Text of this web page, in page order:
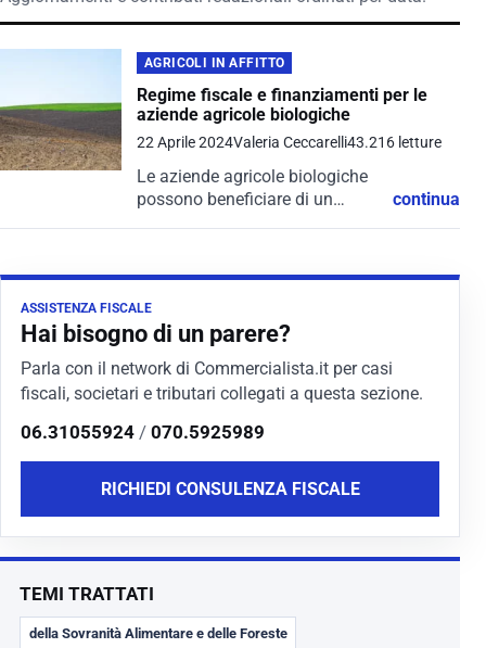
AGRICOLI IN AFFITTO
Regime fiscale e finanziamenti per le
aziende agricole biologiche
22 Aprile 2024Valeria Ceccarelli43.216 letture
Le aziende agricole biologiche
possono beneficiare di un
continua
ASSISTENZA FISCALE
Hai bisogno di un parere?
Parla con il network di Commercialista.it per casi
fiscali, societari e tributari collegati a questa sezione.
06.31055924 / 070.5925989
RICHIEDI CONSULENZA FISCALE
TEMI TRATTATI
della Sovranità Alimentare e delle Foreste